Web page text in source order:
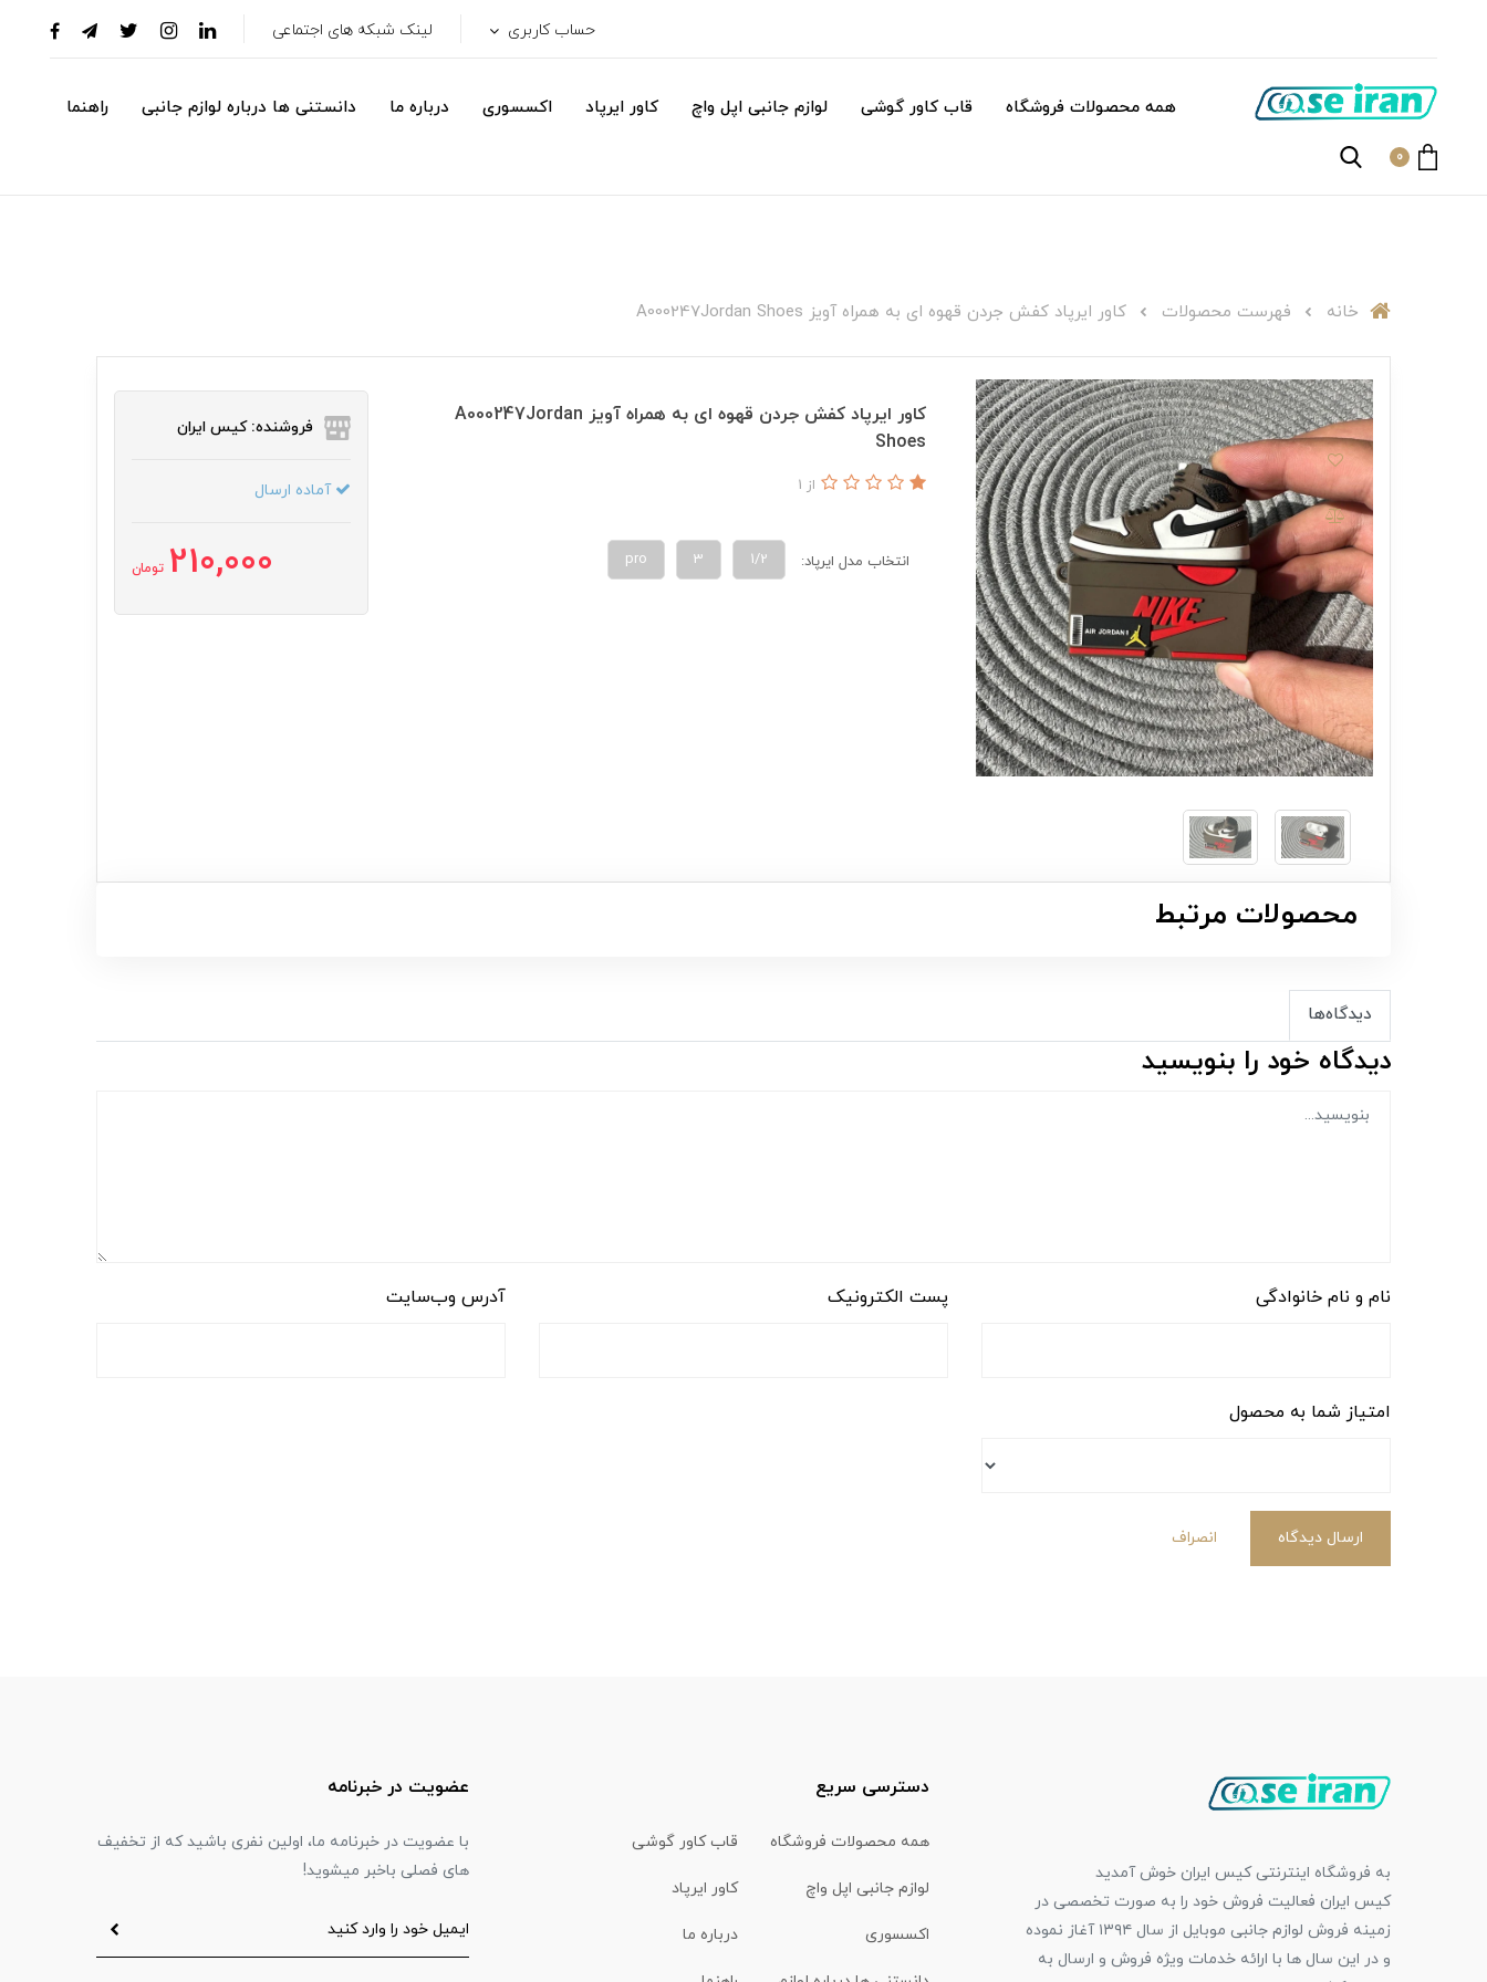
حساب کاربری لینک شبکه های اجتماعی
همه محصولات فروشگاه قاب کاور گوشی لوازم جانبی اپل واچ کاور ایرپاد اکسسوری درباره ما دانستنی ها درباره لوازم جانبی راهنما
0
خانه فهرست محصولات کاور ایرپاد کفش جردن قهوه ای به همراه آویز A000247Jordan Shoes
کاور ایرپاد کفش جردن قهوه ای به همراه آویز A000247Jordan
Shoes
از 1
انتخاب مدل ایرپاد: 1/2
3
pro
فروشنده: کیس ایران
آماده ارسال
210,000 تومان
محصولات مرتبط
دیدگاه‌ها
دیدگاه خود را بنویسید
نام و نام خانوادگی پست الکترونیک آدرس وب‌سایت
امتیاز شما به محصول
ارسال دیدگاه انصراف
به فروشگاه اینترنتی کیس ایران خوش آمدید
کیس ایران فعالیت فروش خود را به صورت تخصصی در
زمینه فروش لوازم جانبی موبایل از سال ۱۳۹۴ آغاز نموده
و در این سال ها با ارائه خدمات ویژه فروش و ارسال به
دسترسی سریع
همه محصولات فروشگاه قاب کاور گوشی
لوازم جانبی اپل واچ کاور ایرپاد
اکسسوری درباره ما
عضویت در خبرنامه
با عضویت در خبرنامه ما، اولین نفری باشید که از تخفیف
های فصلی باخبر میشوید!